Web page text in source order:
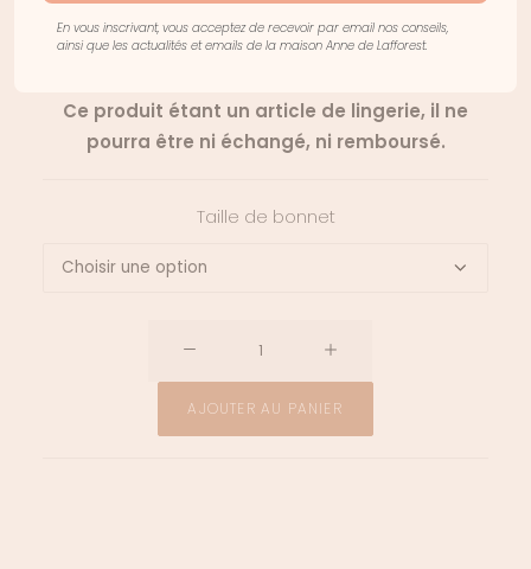
Disponible au showroom et en livraison toute
Ce produit étant un article de lingerie, il ne
pourra être ni échangé, ni remboursé.
Taille de bonnet
AJOUTER AU PANIER
En vous inscrivant, vous acceptez de recevoir par email nos conseils,
ainsi que les actualités et emails de la maison Anne de Lafforest.